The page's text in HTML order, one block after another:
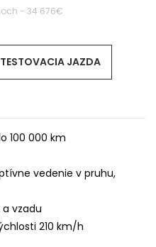
- 34 676€
TESTOVACIA JAZDA
100 000 km
vedenie v pruhu,
vzadu
210 km/h